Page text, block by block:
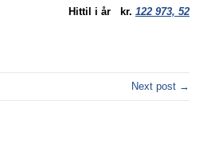
Hittil i år kr. 122 973, 52
Next post →